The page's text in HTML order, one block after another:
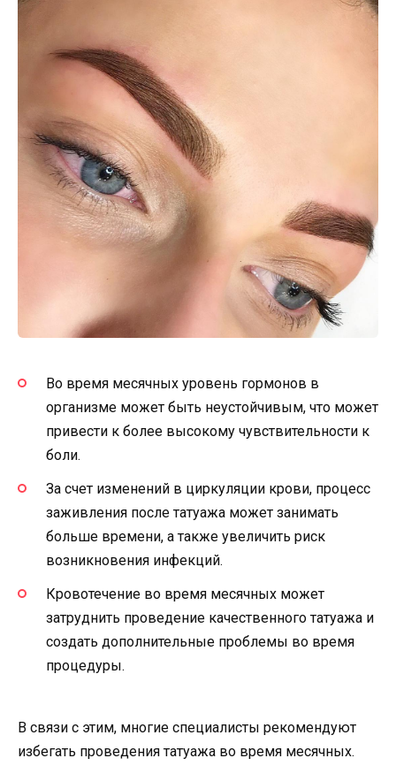
Во время месячных уровень гормонов в
организме может быть неустойчивым, что может
привести к более высокому чувствительности к
боли.
За счет изменений в циркуляции крови, процесс
заживления после татуажа может занимать
больше времени, а также увеличить риск
возникновения инфекций.
Кровотечение во время месячных может
затруднить проведение качественного татуажа и
создать дополнительные проблемы во время
процедуры.
В связи с этим, многие специалисты рекомендуют
избегать проведения татуажа во время месячных.